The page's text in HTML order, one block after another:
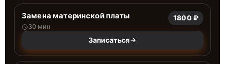
Замена материнской платы
30 мин
1800 ₽
Записаться